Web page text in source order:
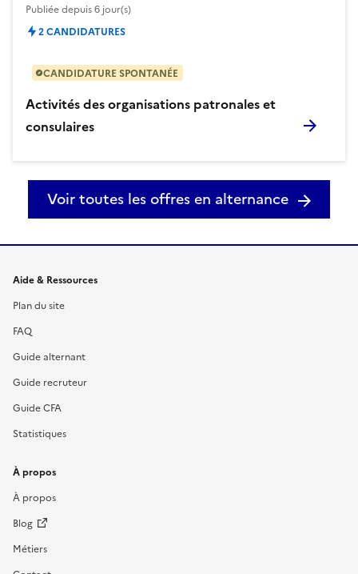
Activités des organisations patronales et
consulaires
Publiéedepuis 6 jour(s)
2 CANDIDATURES
CANDIDATURE SPONTANÉE
Voir toutes les offres en alternance
Informations et liens du site
Aide & Ressources
Plan du site
FAQ
Guide alternant
Guide recruteur
Guide CFA
Statistiques
À propos
À propos
Blog
Métiers